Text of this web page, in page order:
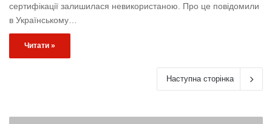
сертифікації залишилася невикористаною. Про це повідомили
в Українському…
Читати »
Наступна сторінка